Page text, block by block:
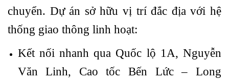
chuyển. Dự án sở hữu vị trí đắc địa với hệ
thống giao thông linh hoạt:
Kết nối nhanh qua Quốc lộ 1A,Nguyễn
Văn Linh, Cao tốc Bến Lức – Long